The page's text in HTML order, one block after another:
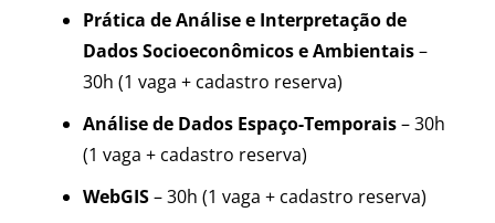
Prática de Análise e Interpretação de
Dados Socioeconômicos e Ambientais–
30h (1 vaga + cadastro reserva)
Análise de Dados Espaço-Temporais– 30h
(1 vaga + cadastro reserva)
WebGIS– 30h (1 vaga + cadastro reserva)